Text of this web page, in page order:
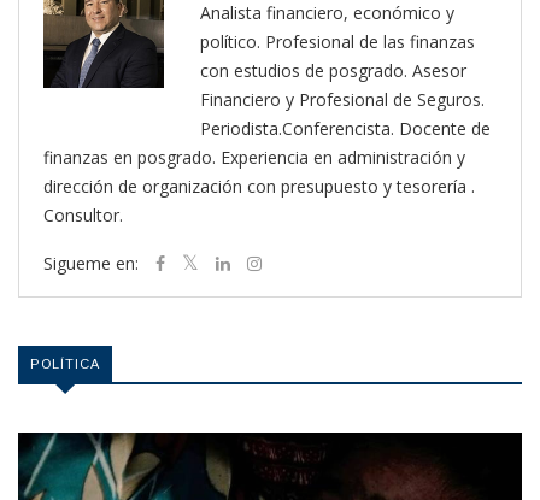
Analista financiero, económico y
político. Profesional de las finanzas
con estudios de posgrado. Asesor
Financiero y Profesional de Seguros.
Periodista.Conferencista. Docente de
finanzas en posgrado. Experiencia en administración y
dirección de organización con presupuesto y tesorería .
Consultor.
Sigueme en:
POLÍTICA